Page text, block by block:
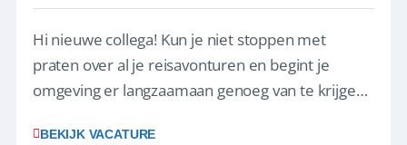
Hi nieuwe collega! Kun je niet stoppen met
praten over al je reisavonturen en begint je
omgeving er langzaamaan genoeg van te krijgen?
BEKIJK VACATURE